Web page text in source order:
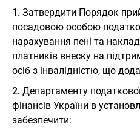
1. Затвердити Порядок
посадовою особою
нарахування пенi та
платникiв внеску на
осiб з iнвалiднiстю, що
2. Департаменту
фiнансiв України в
забезпечити: